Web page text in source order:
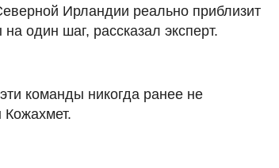
Ирландии реально приблизит
один шаг, рассказал эксперт.
команды никогда ранее не